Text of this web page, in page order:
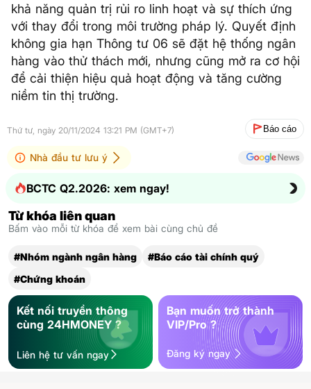
khả năng quản trị rủi ro linh hoạt và sự thích ứng
với thay đổi trong môi trường pháp lý. Quyết định
không gia hạn Thông tư 06 sẽ đặt hệ thống ngân
hàng vào thử thách mới, nhưng cũng mở ra cơ hội
để cải thiện hiệu quả hoạt động và tăng cường
niềm tin thị trường.
Thứ tư, ngày 20/11/2024 13:21 PM (GMT+7) Báo cáo
Nhà đầu tư lưu ý
BCTC Q2.2026: xem ngay!
Từ khóa liên quan
Bấm vào mỗi từ khóa để xem bài cùng chủ đề
#Nhóm ngành ngân hàng
#Báo cáo tài chính quý
#Chứng khoán
Kết nối truyền thông
cùng 24HMONEY ?
Liên hệ tư vấn ngay
Bạn muốn trở thành
VIP/Pro ?
Đăng ký ngay